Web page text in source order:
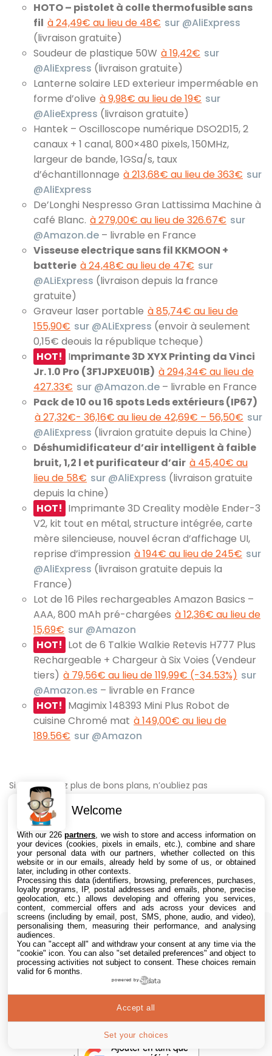
HOTO – pistolet à colle thermofusible sans
fil à 24,49€ au lieu de 48€ sur @AliExpress
(livraison gratuite)
Soudeur de plastique 50W à 19,42€ sur
@AliExpress (livraison gratuite)
Lanterne solaire LED exterieur imperméable en
forme d’olive à 9,98€ au lieu de 19€ sur
@AlieExpress (livraison gratuite)
Hantek – Oscilloscope numérique DSO2D15, 2
canaux + 1 canal, 800×480 pixels, 150MHz,
largeur de bande, 1GSa/s, taux
d’échantillonnage à 213,68€ au lieu de 363€ sur
@AliExpress
De’Longhi Nespresso Gran Lattissima Machine à
café Blanc. à 279,00€ au lieu de 326.67€ sur
@Amazon.de – livrable en France
Visseuse electrique sans fil KKMOON +
batterie à 24,48€ au lieu de 47€ sur
@ALiExpress (livraison depuis la france
gratuite)
Graveur laser portable à 85,74€ au lieu de
155,90€ sur @ALiExpress (envoir à seulement
0,15€ deouis la république tcheque)
HOT! Imprimante 3D XYX Printing da Vinci
Jr. 1.0 Pro (3F1JPXEU01B) à 294,34€ au lieu de
427.33€ sur @Amazon.de – livrable en France
Pack de 10 ou 16 spots Leds extérieurs (IP67)
à 27,32€- 36,16€ au lieu de 42,69€ – 56,50€ sur
@AliExpress (livraion gratuite depuis la Chine)
Déshumidificateur d’air intelligent à faible
bruit, 1,2 l et purificateur d’air à 45,40€ au
lieu de 58€ sur @AliExpress (livraison gratuite
depuis la chine)
HOT! Imprimante 3D Creality modèle Ender-3
V2, kit tout en métal, structure intégrée, carte
mère silencieuse, nouvel écran d’affichage UI,
reprise d’impression à 194€ au lieu de 245€ sur
@AliExpress (livraison gratuite depuis la
France)
Lot de 16 Piles rechargeables Amazon Basics –
AAA, 800 mAh pré-chargées à 12,36€ au lieu de
15,69€ sur @Amazon
HOT! Lot de 6 Talkie Walkie Retevis H777 Plus
Rechargeable + Chargeur à Six Voies (Vendeur
tiers) à 79,56€ au lieu de 119,99€ (-34.53%) sur
@Amazon.es – livrable en France
HOT! Magimix 148393 Mini Plus Robot de
cuisine Chromé mat à 149,00€ au lieu de
189.56€ sur @Amazon
Si vous voulez plus de bons plans, n’oubliez pas
notre page BON PLAN HIGH-TECH LIVE
continue (24h/24, 7/7)
Signaler une erreur dans le texte
Vous utilisez Google Actualités ? Suivez
KultureGeek pour ne rien rater de l'actu
High-Tech !
Ne manquez plus aucune de nos publications
Welcome
With our 226partners , we wish to store and access information on
your devices (cookies, pixels in emails, etc.), combine and share
your personal data with our partners, whether collected on this
website or in our emails, already held by some of us, or obtained
later, including in other contexts.
Processing this data (identifiers, browsing, preferences, purchases,
loyalty programs, IP, postal addresses and emails, phone, precise
geolocation, etc.) allows developing and offering you services,
content, commercial offers and ads across your devices and
screens (including by email, post, SMS, phone, audio, and video),
personalising them, measuring their performance, and analysing
audiences.
You can "accept all" and withdraw your consent at any time via the
"cookie" icon. You can also "set detailed preferences" and object to
processing activities not subject to consent. These choices remain
valid for 6 months.
powered by
Set your choices
Accept all